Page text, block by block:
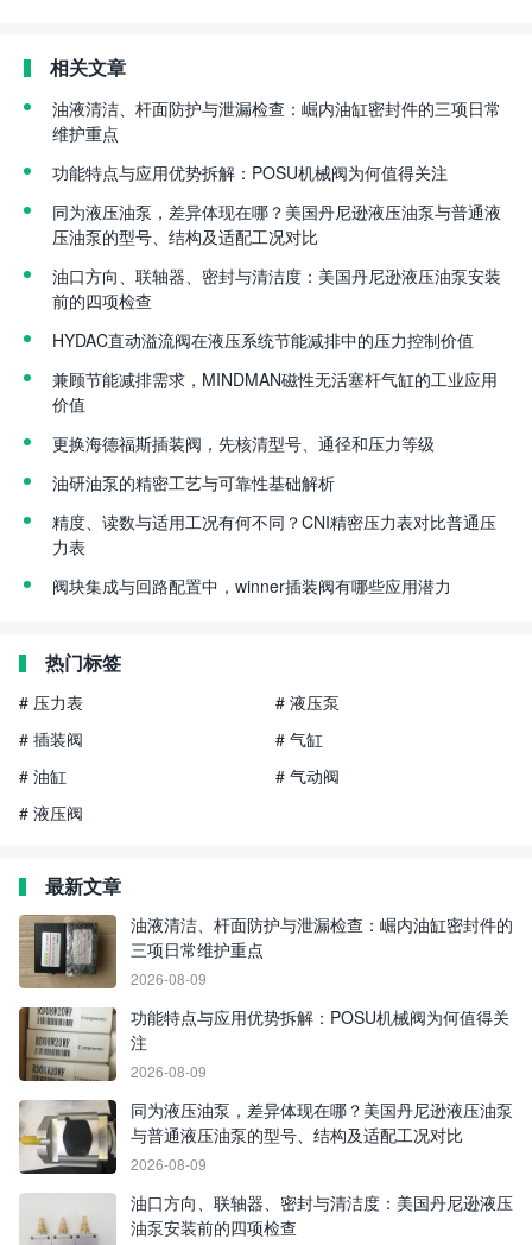
相关文章
油液清洁、杆面防护与泄漏检查：崛内油缸密封件的三项日常
维护重点
功能特点与应用优势拆解：POSU机械阀为何值得关注
同为液压油泵，差异体现在哪？美国丹尼逊液压油泵与普通液
压油泵的型号、结构及适配工况对比
油口方向、联轴器、密封与清洁度：美国丹尼逊液压油泵安装
前的四项检查
HYDAC直动溢流阀在液压系统节能减排中的压力控制价值
兼顾节能减排需求，MINDMAN磁性无活塞杆气缸的工业应用
价值
更换海德福斯插装阀，先核清型号、通径和压力等级
油研油泵的精密工艺与可靠性基础解析
精度、读数与适用工况有何不同？CNI精密压力表对比普通压
力表
阀块集成与回路配置中，winner插装阀有哪些应用潜力
热门标签
# 压力表
# 液压泵
# 插装阀
# 气缸
# 油缸
# 气动阀
# 液压阀
最新文章
油液清洁、杆面防护与泄漏检查：崛内油缸密封件的
三项日常维护重点
2026-08-09
功能特点与应用优势拆解：POSU机械阀为何值得关
注
2026-08-09
同为液压油泵，差异体现在哪？美国丹尼逊液压油泵
与普通液压油泵的型号、结构及适配工况对比
2026-08-09
油口方向、联轴器、密封与清洁度：美国丹尼逊液压
油泵安装前的四项检查